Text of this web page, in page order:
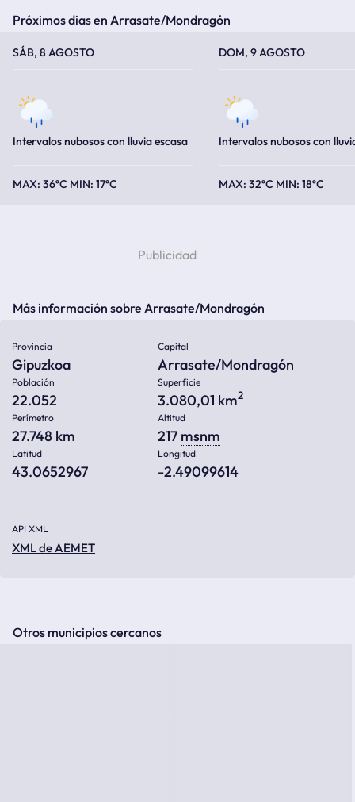
Próximos dias en Arrasate/Mondragón
SÁB, 8 AGOSTO
Intervalos nubosos con lluvia escasa
36ºC 17ºC
DOM, 9 AGOSTO
Intervalos nubosos con
32ºC 18ºC
Más información sobre Arrasate/Mondragón
Provincia
Gipuzkoa
Capital
Arrasate/Mondragón
Población
22.052
Superficie
3.080,01 km2
Perímetro
27.748 km
Altitud
217 msnm
Latitud
43.0652967
Longitud
-2.49099614
API XML
XML de AEMET
Otros municipios cercanos